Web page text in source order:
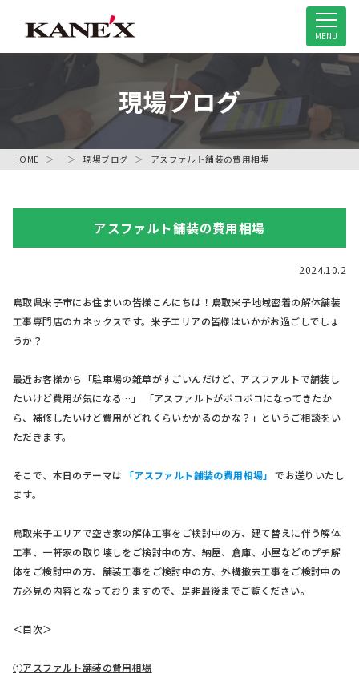
米子市の解体工事専門MENU
現場ブログ
HOME 現場ブログ アスファルト舗装の費用相場
アスファルト舗装の費用相場
2024.10.2
鳥取県米子市にお住まいの皆様こんにちは！鳥取米子地域密着の解体舗装
工事専門店のカネックスです。米子エリアの皆様はいかがお過ごしでしょ
うか？
最近お客様から「駐車場の雑草がすごいんだけど、アスファルトで舗装し
たいけど費用が気になる…」 「アスファルトがボコボコになってきたか
ら、補修したいけど費用がどれくらいかかるのかな？」というご相談をい
ただきます。
そこで、本日のテーマは 「アスファルト舗装の費用相場」 でお送りいたし
ます。
鳥取米子エリアで空き家の解体工事をご検討中の方、建て替えに伴う解体
工事、一軒家の取り壊しをご検討中の方、納屋、倉庫、小屋などのプチ解
体をご検討中の方、舗装工事をご検討中の方、外構撤去工事をご検討中の
方必見の内容となっておりますので、是非最後までご覧ください。
＜目次＞
➀アスファルト舗装の費用相場